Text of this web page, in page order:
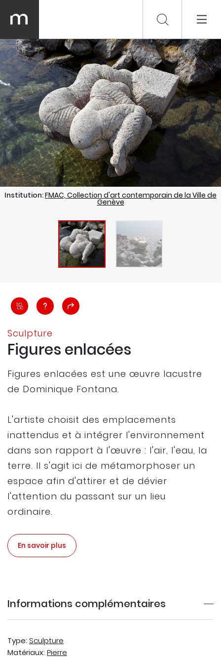
Institution:FMAC, Collection d'art contemporain de la Ville de
Genève
Sculpture
Figures enlacées
Figures enlacées est une œuvre lacustre
de Dominique Fontana.
L'artiste choisit des emplacements
inattendus et à intégrer l'environnement
dans son rapport à l'œuvre : l'air, l'eau, la
terre. Il s'agit ici de métamorphoser un
espace afin d'attirer et de dévier
l'attention du passant sur un lieu
ordinaire.
En savoir plus
Informations complémentaires
Type: Sculpture
Matériaux: Pierre